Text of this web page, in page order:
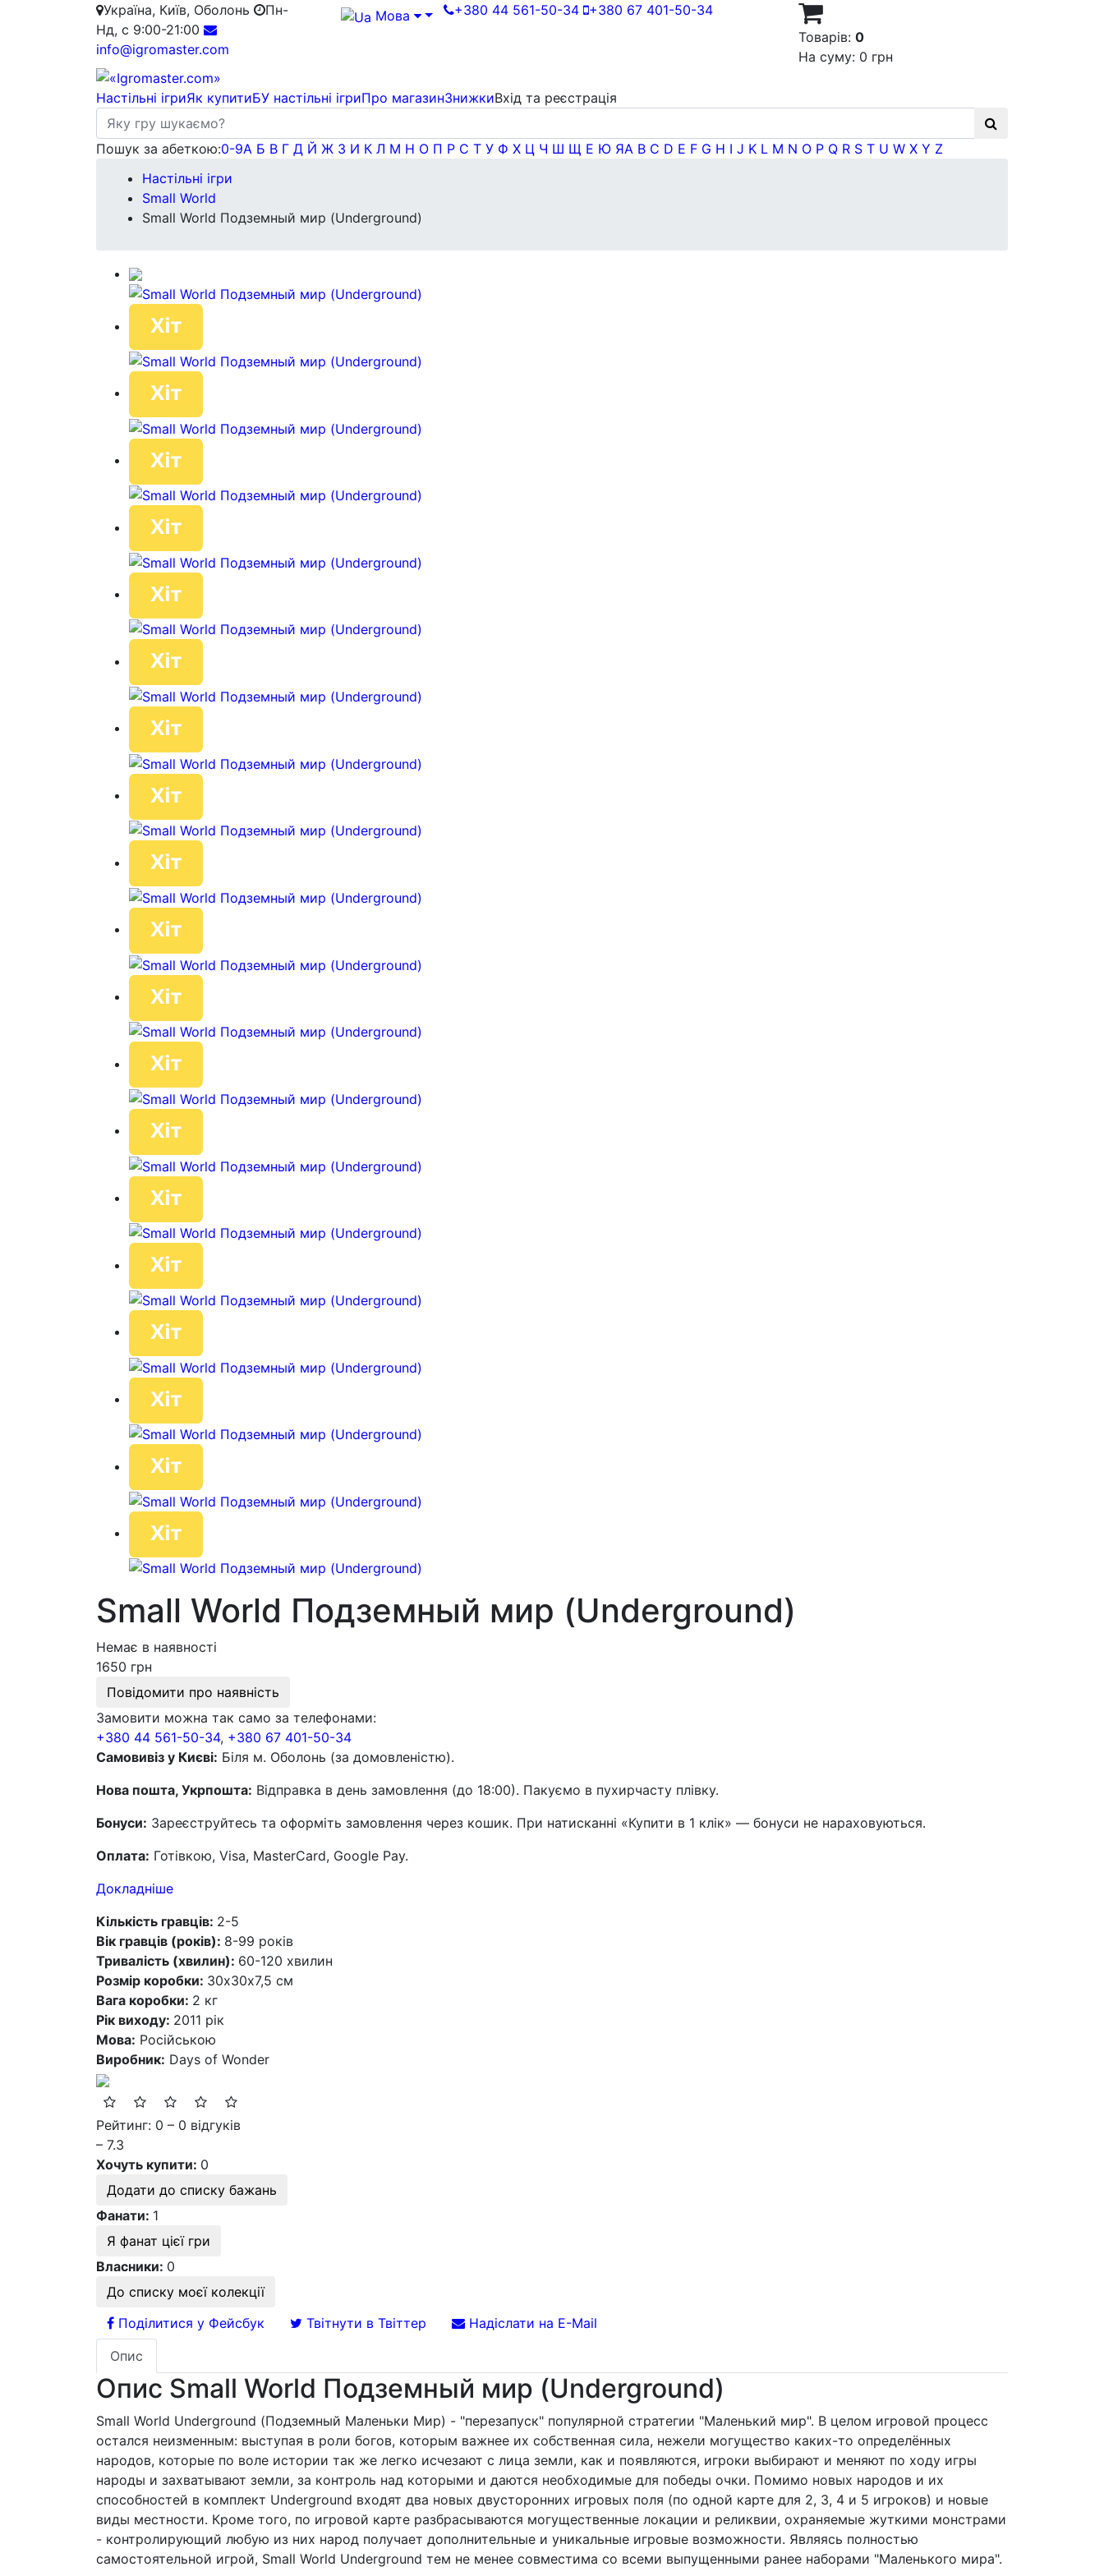
Україна, Київ, Оболонь
Пн-
Нд, с 9:00-21:00
info@igromaster.com
Мова +380 44 561-50-34 +380 67 401-50-34
Товарів: 0
На суму: 0 грн
Настільні ігриЯк купитиБУ настільні ігриПро магазинЗнижкиВхід та реєстрація
Пошук за абеткою:0-9А Б В Г Д Й Ж З И К Л М Н О П Р С Т У Ф Х Ц Ч Ш Щ Е Ю ЯA B C D E F G H I J K L M N O P Q R S T U W X Y Z
Настільні ігри
Small World
Small World Подземный мир (Underground)
Small World Подземный мир (Underground)
Немає в наявності
1650 грн
Повідомити про наявність
Замовити можна так само за телефонами:
+380 44 561-50-34, +380 67 401-50-34
Самовивіз у Києві: Біля м. Оболонь (за домовленістю).
Нова пошта, Укрпошта: Відправка в день замовлення (до 18:00). Пакуємо в пухирчасту плівку.
Бонуси: Зареєструйтесь та оформіть замовлення через кошик. При натисканні «Купити в 1 клік» — бонуси не нараховуються.
Оплата: Готівкою, Visa, MasterCard, Google Pay.
Докладніше
Кількість гравців: 2-5
Вік гравців (років): 8-99 років
Тривалість (хвилин): 60-120 хвилин
Розмір коробки: 30х30х7,5 см
Вага коробки: 2 кг
Рік виходу: 2011 рік
Мова: Російською
Виробник: Days of Wonder
Рейтинг: 0 – 0 відгуків
– 7.3
Хочуть купити: 0
Додати до списку бажань
Фанати: 1
Я фанат цієї гри
Власники: 0
До списку моєї колекції
Поділитися у Фейсбук
Твітнути в Твіттер
Надіслати на E-Mail
Опис
Опис Small World Подземный мир (Underground)
Small World Underground (Подземный Маленьки Мир) - "перезапуск" популярной стратегии "Маленький мир". В целом игровой процесс
остался неизменным: выступая в роли богов, которым важнее их собственная сила, нежели могущество каких-то определённых
народов, которые по воле истории так же легко исчезают с лица земли, как и появляются, игроки выбирают и меняют по ходу игры
народы и захватывают земли, за контроль над которыми и даются необходимые для победы очки. Помимо новых народов и их
способностей в комплект Underground входят два новых двусторонних игровых поля (по одной карте для 2, 3, 4 и 5 игроков) и новые
виды местности. Кроме того, по игровой карте разбрасываются могущественные локации и реликвии, охраняемые жуткими монстрами
- контролирующий любую из них народ получает дополнительные и уникальные игровые возможности. Являясь полностью
самостоятельной игрой, Small World Underground тем не менее совместима со всеми выпущенными ранее наборами "Маленького мира".